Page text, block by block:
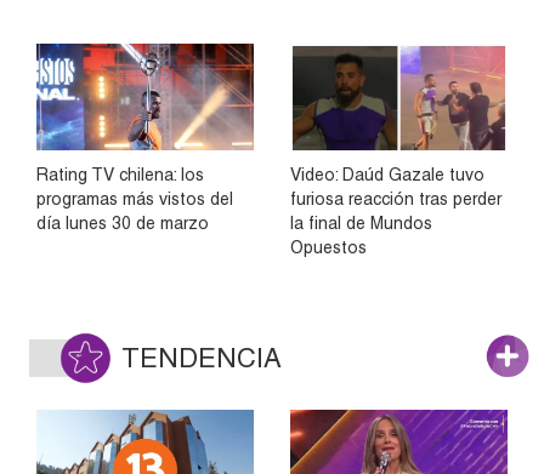
Rating TV chilena: los
programas más vistos del
día lunes 30 de marzo
Video: Daúd Gazale tuvo
furiosa reacción tras perder
la final de Mundos
Opuestos
TENDENCIA